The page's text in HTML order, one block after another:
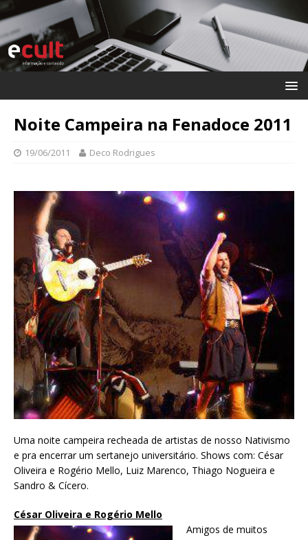
Noite Campeira na Fenadoce 2011
19/06/2011 Deco Rodrigues
Uma noite campeira recheada de artistas de nosso Nativismo
e pra encerrar um sertanejo universitário. Shows com: César
Oliveira e Rogério Mello, Luiz Marenco, Thiago Nogueira e
Sandro & Cícero.
César Oliveira e Rogério Mello
Amigos de muitos